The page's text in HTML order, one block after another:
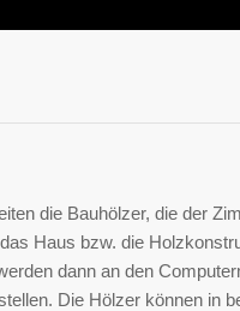
die Bauhölzer, die der
Haus bzw. die
dann an den
Die Hölzer können in